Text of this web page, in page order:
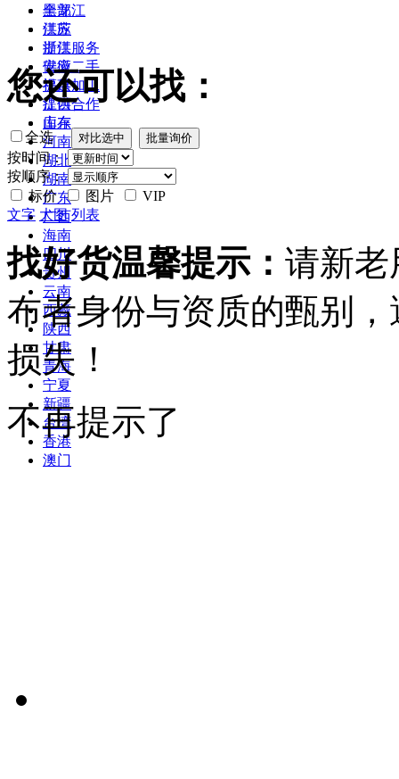
黑龙江
江苏
浙江
安徽
福建
江西
山东
河南
湖北
湖南
广东
广西
海南
四川
贵州
云南
西藏
陕西
甘肃
青海
宁夏
新疆
台湾
香港
澳门
全部
供应
提供服务
供应二手
提供加工
提供合作
库存
您还可以找：
全选
按时间：
按顺序：
标价
图片
VIP
文字 大图 列表
找好货温馨提示： 请新老
布者身份与资质的甄别
损失！
不再提示了